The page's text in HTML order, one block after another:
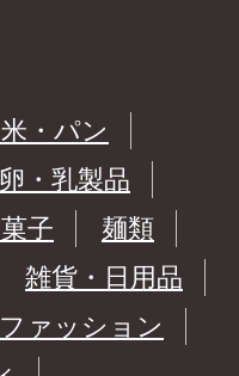
・パン
卵・乳製品
子
麺類
雑貨・日用品
ファッション